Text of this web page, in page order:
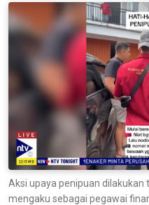
Aksi upaya penipuan
mengaku sebagai pegawai